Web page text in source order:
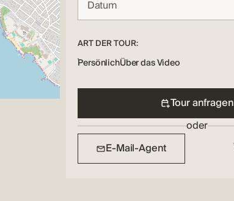
ART DER TOUR:
PersönlichÜber das Video
Tour anfragen
oder
E-Mail-Agent